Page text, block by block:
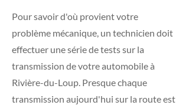
Pour savoir d'où provient votre
problème mécanique, un technicien doit
effectuer une série de tests sur la
transmission de votre automobile à
Rivière-du-Loup. Presque chaque
transmission aujourd'hui sur la route est